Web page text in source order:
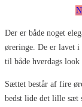
Der er både noget
øreringe. De er lavet i
til både hverdags look
Sættet består af fire
bedst lide det lille sæt